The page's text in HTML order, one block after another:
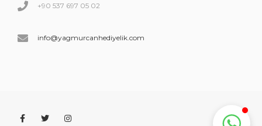
+90 537 697 05 02
info@yagmurcanhediyelik.com